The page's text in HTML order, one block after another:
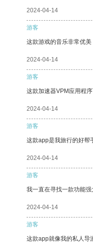
2024-04-14
游客
这款游戏的音乐非常优美
2024-04-14
游客
这款加速器VPM应用程
2024-04-14
游客
这款app是我旅行的好帮
2024-04-14
游客
我一直在寻找一款功能
2024-04-14
游客
这款app就像我的私人导